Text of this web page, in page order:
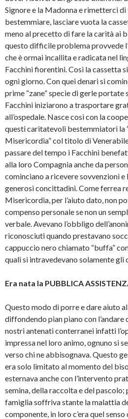
Signore e la Madonna e rimetterci
bestemmiare, lasciare vuota la
meno al precetto di fare la carità ai
questo difficile problema provvede
che è ormai incallita e radicata nel
Facchini fiorentini. Così la cassetta
ogni giorno. Con quei denari si
prime “zane” specie di gerle portate
Facchini iniziarono a trasportare
all’ospedale. Nasce così con la
questi caritatevoli bestemmiatori la
Misericordia” col titolo di
passare del tempo i Facchini
alla loro Compagnia anche da
cominciano a ricevere sovvenzioni
generosi concittadini. Come ferrea
Misericordia, per l’aiuto dato, non
compenso personale se non un
verbale. Avevano l’obbligo
riconosciuti quando prestavano
cappuccio nero chiamato “buffa”
quali si intravedevano solamente gli
Era nata la PUBBLICA
Questo modo di porre e dare aiuto
diffondendo pian piano con l’andare
nostri antenati conterranei infatti
impressa nel loro animo, ognuno si
verso chi ne abbisognava. Questo
era solo limitato al momento del
esternava anche con l’intervento
semina, della raccolta e del pascolo;
famiglia soffriva stante la malattia
componente, in loro c’era quel